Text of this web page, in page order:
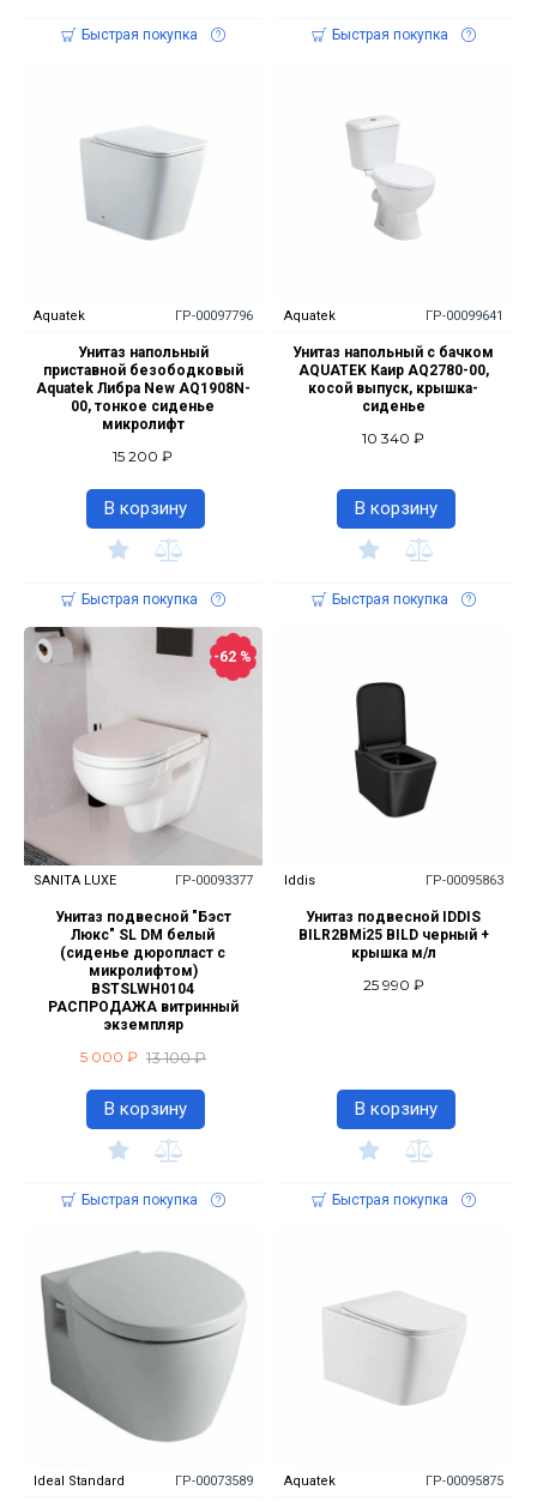
Быстрая покупка Быстрая покупка
Aquatek ГР-00097796
Унитаз напольный
приставной безободковый
Aquatek Либра New AQ1908N-
00, тонкое сиденье
микролифт
15 200 ₽
В корзину
Быстрая покупка
Aquatek ГР-00099641
Унитаз напольный с бачком
AQUATEK Каир AQ2780-00,
косой выпуск, крышка-
сиденье
10 340 ₽
В корзину
Быстрая покупка
-62 %
SANITA LUXE ГР-00093377
Унитаз подвесной "Бэст
Люкс" SL DM белый
(сиденье дюропласт с
микролифтом)
BSTSLWH0104
РАСПРОДАЖА витринный
экземпляр
5 000 ₽ 13 100 ₽
В корзину
Быстрая покупка
Iddis ГР-00095863
Унитаз подвесной IDDIS
BILR2BMi25 BILD черный +
крышка м/л
25 990 ₽
В корзину
Быстрая покупка
Ideal Standard ГР-00073589 Aquatek ГР-00095875